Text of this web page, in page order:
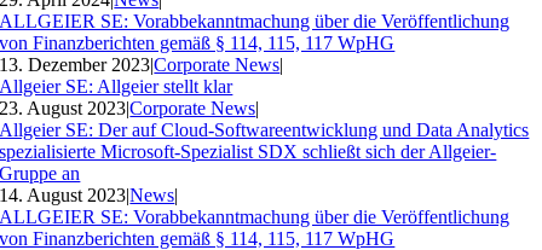
ALLGEIER SE: Vorabbekanntmachung über die Veröffentlichung
von Finanzberichten gemäß § 114, 115, 117 WpHG
13. Dezember 2023|Corporate News|
Allgeier SE: Allgeier stellt klar
23. August 2023|Corporate News|
Allgeier SE: Der auf Cloud-Softwareentwicklung und Data Analytics
spezialisierte Microsoft-Spezialist SDX schließt sich der Allgeier-
Gruppe an
14. August 2023|News|
ALLGEIER SE: Vorabbekanntmachung über die Veröffentlichung
von Finanzberichten gemäß § 114, 115, 117 WpHG